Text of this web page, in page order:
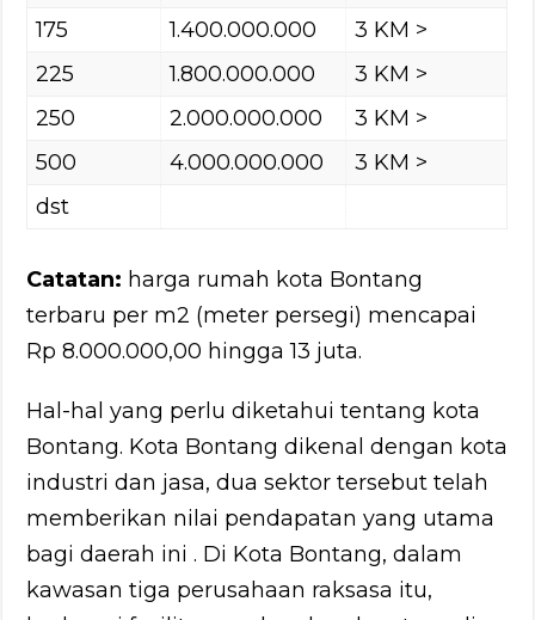
175
1.400.000.000
3 KM >
225
1.800.000.000
3 KM >
250
2.000.000.000
3 KM >
500
4.000.000.000
3 KM >
dst
Catatan: harga rumah kota Bontang
terbaru per m2 (meter persegi) mencapai
Rp 8.000.000,00 hingga 13 juta.
Hal-hal yang perlu diketahui tentang kota
Bontang. Kota Bontang dikenal dengan kota
industri dan jasa, dua sektor tersebut telah
memberikan nilai pendapatan yang utama
bagi daerah ini . Di Kota Bontang, dalam
kawasan tiga perusahaan raksasa itu,